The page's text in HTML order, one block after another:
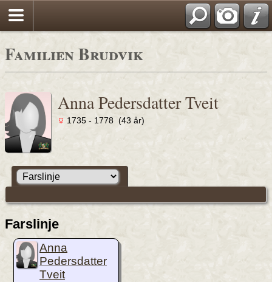
Familien Brudvik
Anna Pedersdatter Tveit
1735 - 1778 (43 år)
Farslinje
Anna
Pedersdatter
Tveit